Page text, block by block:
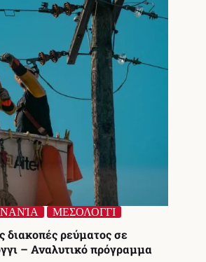
ΜΕΣΟΛΟΓΓΙ
ρεύματος σε
– Αναλυτικό πρόγραμμα